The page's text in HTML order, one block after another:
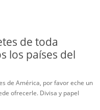
de toda
los países del
de América, por favor eche un
ofrecerle. Divisa y papel